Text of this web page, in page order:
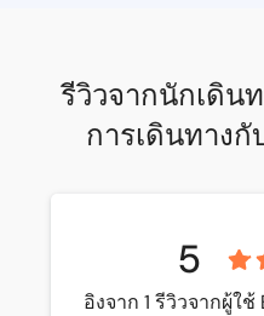
รีวิวจากนักเดิน
การเดินทาง
5
อิงจาก 1 รีวิวจากผู้ใ